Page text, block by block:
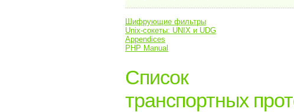
Шифрующие фильтры
Unix-сокеты: UNIX и UDG
Appendices
PHP Manual
Список
транспортных